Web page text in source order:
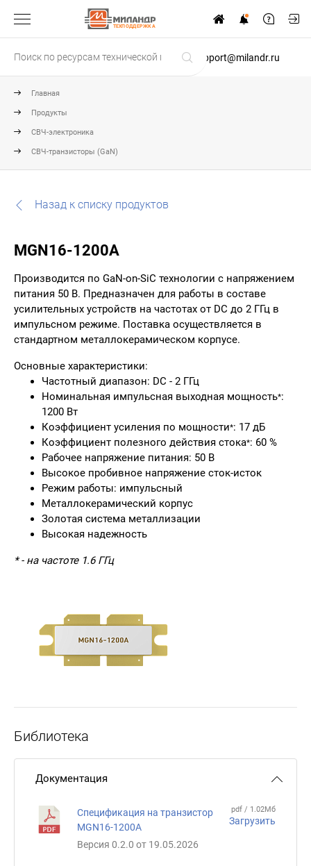
ТЕХПОДДЕРЖКА
support@milandr.ru
Главная
Продукты
СВЧ-электроника
СВЧ-транзисторы (GaN)
Назад к списку продуктов
MGN16-1200A
Производится по GaN-on-SiC технологии с напряжением
питания 50 В. Предназначен для работы в составе
усилительных устройств на частотах от DC до 2 ГГц в
импульсном режиме. Поставка осуществляется в
стандартном металлокерамическом корпусе.
Основные характеристики:
Частотный диапазон: DC - 2 ГГц
Номинальная импульсная выходная мощность*:
1200 Вт
Коэффициент усиления по мощности*: 17 дБ
Коэффициент полезного действия стока*: 60 %
Рабочее напряжение питания: 50 В
Высокое пробивное напряжение сток-исток
Режим работы: импульсный
Металлокерамический корпус
Золотая система металлизации
Высокая надежность
* - на частоте 1.6 ГГц
Библиотека
Документация
Спецификация на транзистор
MGN16-1200А
Версия 0.2.0 от 19.05.2026
pdf / 1.02Мб
Загрузить